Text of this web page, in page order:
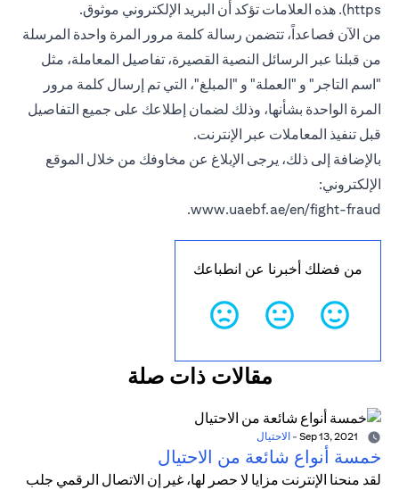
https). هذه العلامات تؤكد أن البريد الإلكتروني موثوق.
من الآن فصاعداً، تتضمن رسالة كلمة مرور المرة واحدة المرسلة
من قبلنا عبر الرسائل النصية القصيرة، تفاصيل المعاملة، مثل
"اسم التاجر" و "العملة" و "المبلغ"، التي تم إرسال كلمة مرور
المرة الواحدة بشأنها، وذلك لضمان إطلاعك على جميع التفاصيل
قبل تنفيذ المعاملات عبر الإنترنت.
بالإضافة إلى ذلك، يرجى الإبلاغ عن مخاوفك من خلال الموقع
الإلكتروني:
www.uaebf.ae/en/fight-fraud
.
من فضلك أخبرنا عن انطباعك
مقالات ذات صلة
- الاحتيال
خمسة أنواع شائعة من الاحتيال
لقد منحنا الإنترنت مزايا لا حصر لها، غير إن الاتصال الرقمي جلب